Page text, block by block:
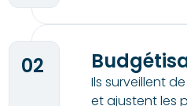
02
Ils surveillent
et ajustent les